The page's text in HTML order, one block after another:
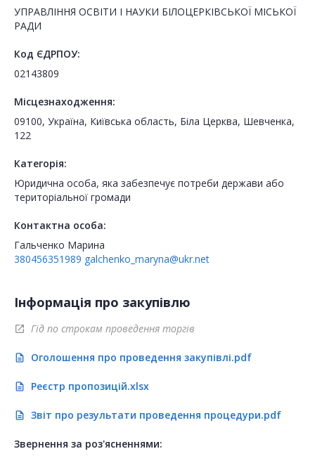
УПРАВЛІННЯ ОСВІТИ І НАУКИ БІЛОЦЕРКІВСЬКОЇ МІСЬКОЇ
РАДИ
Код ЄДРПОУ:
02143809
Місцезнаходження:
09100, Україна, Київська область, Біла Церква, Шевченка,
122
Категорія:
Юридична особа, яка забезпечує потреби держави або
територіальної громади
Контактна особа:
Гальченко Марина
380456351989 galchenko_maryna@ukr.net
Інформація про закупівлю
open_in_new Гід по строкам проведення торгів
description Оголошення про проведення закупівлі.pdf
description Реєстр пропозицій.xlsx
description Звіт про результати проведення процедури.pdf
Звернення за роз'ясненнями: